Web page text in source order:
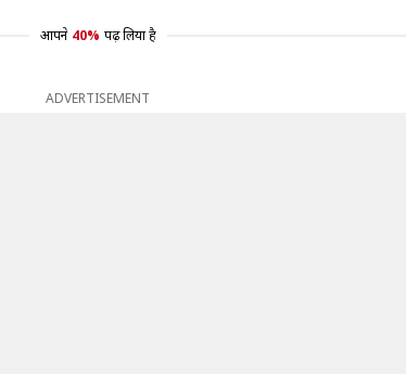
आपने 40% पढ़ लिया है
ADVERTISEMENT